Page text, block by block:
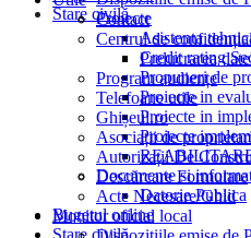
Stare civilă
Proiecte
Asistenta
Credit rating
Propuneri de
Proiecte in
Proiecte in
Proiecte
Documente si
Datorie Publica
Bugetul online
Contact
Centrul de
Prelucrarea
Program audiențe
Telefoane utile
Ghișeul.ro
Asociații de
Autorizații De
Descărcare Formulare
Acte Necesare/Ghid
Monitor oficial local